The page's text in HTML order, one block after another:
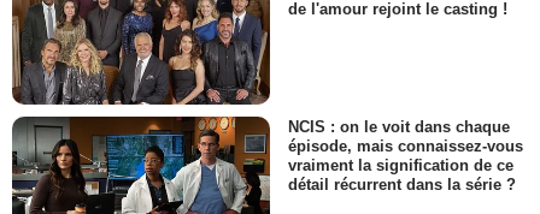
de l'amour rejoint le casting !
NCIS : on le voit dans chaque
épisode, mais connaissez-vous
vraiment la signification de ce
détail récurrent dans la série ?